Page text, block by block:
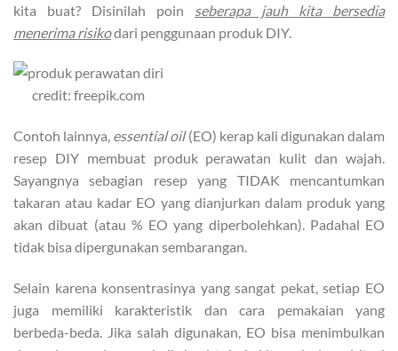
kita buat? Disinilah poin
seberapa jauh kita bersedia
menerima risikodari penggunaan produk DIY.
credit: freepik.com
Contoh lainnya, essential oil(EO) kerap kali digunakan dalam
resep DIY membuat produk perawatan kulit dan wajah.
Sayangnya sebagian resep yang TIDAK mencantumkan
takaran atau kadar EO yang dianjurkan dalam produk yang
akan dibuat (atau % EO yang diperbolehkan). Padahal EO
tidak bisa dipergunakan sembarangan.
Selain karena konsentrasinya yang sangat pekat, setiap EO
juga memiliki karakteristik dan cara pemakaian yang
berbeda-beda. Jika salah digunakan, EO bisa menimbulkan